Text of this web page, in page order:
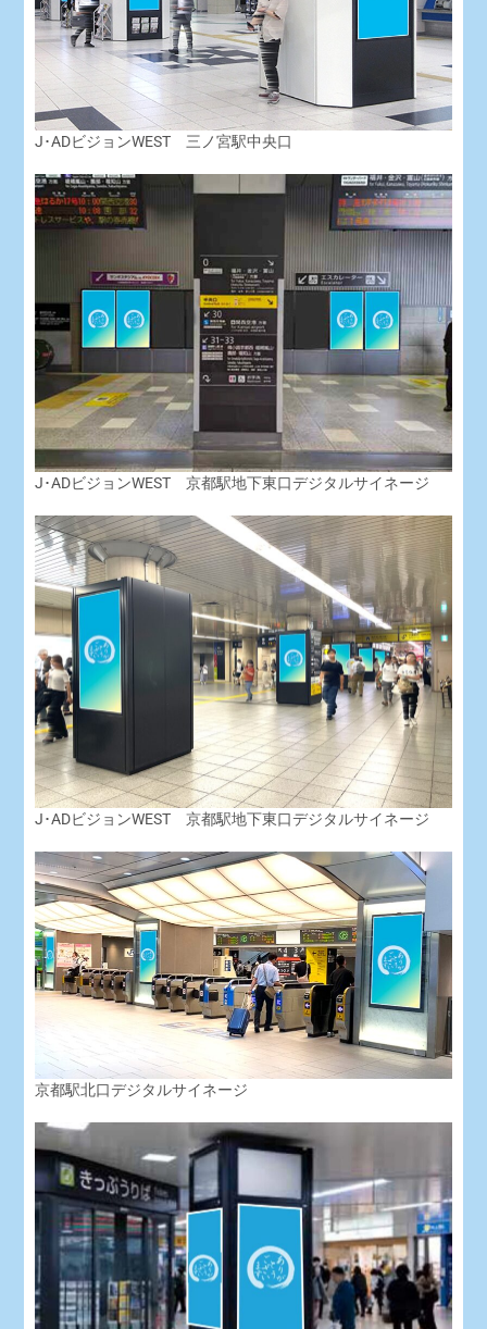
J･ADビジョンWEST 三ノ宮駅中央口
J･ADビジョンWEST 京都駅地下東口デジタルサイネージ
J･ADビジョンWEST 京都駅地下東口デジタルサイネージ
京都駅北口デジタルサイネージ